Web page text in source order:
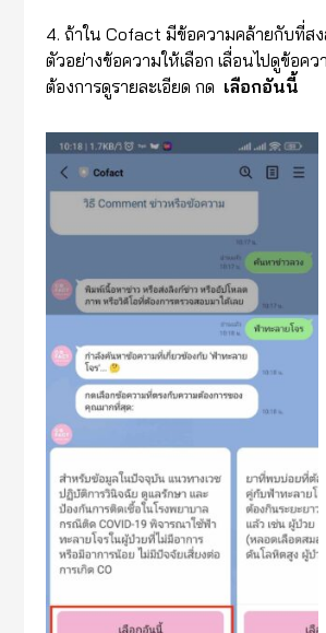
4. ถ้าใน Cofact มีข้อความคล้ายกับที่ส
ตัวอย่างข้อความให้เลือก เลื่อนไปดูข้อค
ต้องการดูรายละเอียด กด เลือกอันนี้